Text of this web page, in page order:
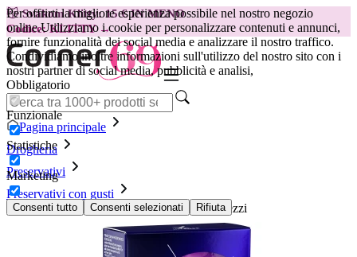
Per offrirti la migliore esperienza possibile nel nostro negozio
online.Utilizziamo i cookie per personalizzare contenuti e annunci,
fornire funzionalità dei social media e analizzare il nostro traffico.
Condividiamo inoltre informazioni sull'utilizzo del nostro sito con i
nostri partner di social media, pubblicità e analisi,
Obbligatorio
Funzionale
Statistiche
Marketing
Consenti tutto Consenti selezionati Rifiuta
😽Svakom Klitty: 15 € IN MENO
Codice: KLITTY →
Pagina principale
Drogheria
Preservativi
Preservativi con gusti
Preservativi Durex - Intense Orgasmic, 10 pezzi